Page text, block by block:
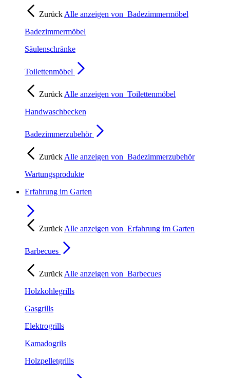
Zurück Alle anzeigen von Badezimmermöbel
Badezimmermöbel
Säulenschränke
Toilettenmöbel
Zurück Alle anzeigen von Toilettenmöbel
Handwaschbecken
Badezimmerzubehör
Zurück Alle anzeigen von Badezimmerzubehör
Wartungsprodukte
Erfahrung im Garten
Zurück Alle anzeigen von Erfahrung im Garten
Barbecues
Zurück Alle anzeigen von Barbecues
Holzkohlegrills
Gasgrills
Elektrogrills
Kamadogrils
Holzpelletgrills